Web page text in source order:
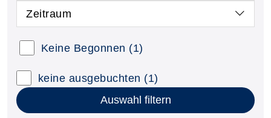
Zeitraum
Kursstatus auswählen
Keine Begonnen (1)
Nur neue Kurse anzeigen
Kurse mit freien Plätzen anzeigen
keine ausgebuchten (1)
Auswahl filtern